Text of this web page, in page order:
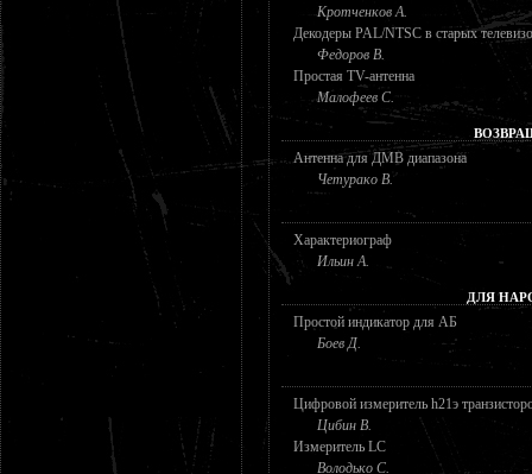
Кротченков А.
Декодеры PAL/NTSC в старых
Федоров В.
Простая TV-антенна
Малофеев С.
Антенна для ДМВ диапазона
Четурако В.
Характериограф
Ильин А.
ДЛЯ
Простой индикатор для АБ
Боев Д.
Цифровой измеритель h21э
Цибин В.
Измеритель LC
Володько С.